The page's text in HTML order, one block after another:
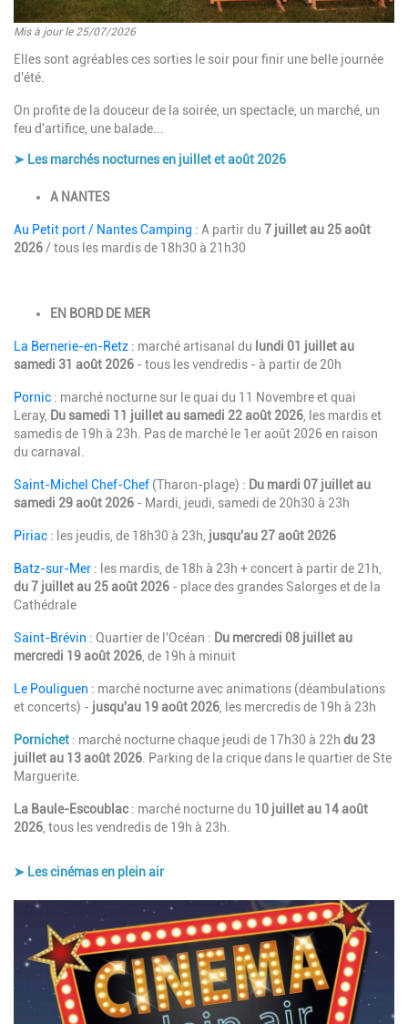
Mis à jour le 25/07/2026
Introduction
Elles sont agréables ces sorties le soir pour finir une belle journée
d'été.
On profite de la douceur de la soirée, un spectacle, un marché, un
feu d'artifice, une balade...
Paragraphes
➤ Les marchés nocturnes en juillet et août 2026
DescriptionA NANTES
Au Petit port / Nantes Camping : A partir du 7 juillet au 25 août
2026 / tous les mardis de 18h30 à 21h30
EN BORD DE MER
La Bernerie-en-Retz : marché artisanal du lundi 01 juillet au
samedi 31 août 2026 - tous les vendredis - à partir de 20h
Pornic : marché nocturne sur le quai du 11 Novembre et quai
Leray, Du samedi 11 juillet au samedi 22 août 2026 , les mardis et
samedis de 19h à 23h. Pas de marché le 1er août 2026 en raison
du carnaval.
Saint-Michel Chef-Chef (Tharon-plage) : Du mardi 07 juillet au
samedi 29 août 2026 - Mardi, jeudi, samedi de 20h30 à 23h
Piriac : les jeudis, de 18h30 à 23h, jusqu'au 27 août 2026
Batz-sur-Mer : les mardis, de 18h à 23h + concert à partir de 21h,
du 7 juillet au 25 août 2026 - place des grandes Salorges et de la
Cathédrale
Saint-Brévin : Quartier de l'Océan : Du mercredi 08 juillet au
mercredi 19 août 2026 , de 19h à minuit
Le Pouliguen : marché nocturne avec animations (déambulations
et concerts) - jusqu'au 19 août 2026 , les mercredis de 19h à 23h
Pornichet : marché nocturne chaque jeudi de 17h30 à 22h du 23
juillet au 13 août 2026 . Parking de la crique dans le quartier de Ste
Marguerite.
La Baule-Escoublac: marché nocturne du 10 juillet au 14 août
2026 , tous les vendredis de 19h à 23h.
➤ Les cinémas en plein air
Image